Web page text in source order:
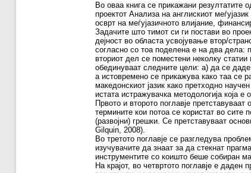
Во оваа книга се прикажани резултатите
проектот Анализа на англискиот
осврт на меѓујазичнoто влијание,
Задачите што тимот си ги постави во
дејност во областа усвојување втор/
согласно со тоа поделена е на два дела:
вториот дел се поместени неколку
обединуваат следните цели: а) да се
а истовремено се прикажува како таа се
македонскиот јазик како претходно
истата истражувачка методологија која
Првото и второто поглавје
термините кои потоа се користат во сите
(развојни) грешки. Се претставуваат
Gilquin, 2008).
Во третото поглавје се разгледува
изучувачите да знаат за да стекнат
инструментите со коишто беше собиран
На крајот, во четвртото поглавје е